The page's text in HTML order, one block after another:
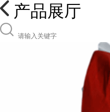
产品展厅